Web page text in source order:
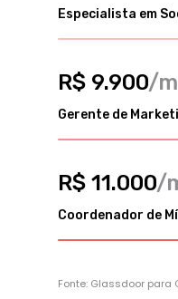
Coordenador de
R$ 11.000/
Gerente de
R$ 9.900/
Especialista em
Fonte: Glassdoor para